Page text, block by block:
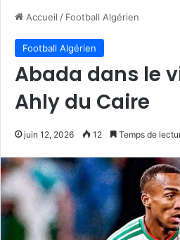
Accueil / Football Algérien
Football Algérien
Abada dans le
Ahly du Caire
juin 12, 2026 12 Temps de